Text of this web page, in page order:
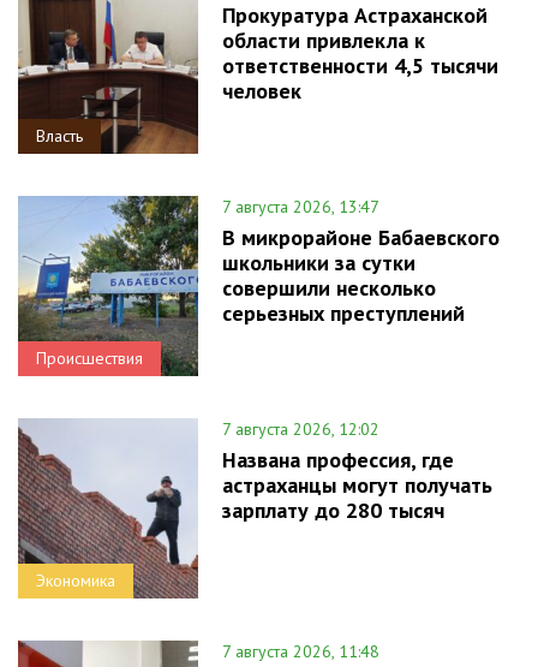
Власть
Прокуратура Астраханской
области привлекла к
ответственности 4,5 тысячи
человек
Происшествия
7 августа 2026, 13:47
В микрорайоне Бабаевского
школьники за сутки
совершили несколько
серьезных преступлений
Экономика
7 августа 2026, 12:02
Названа профессия, где
астраханцы могут получать
зарплату до 280 тысяч
7 августа 2026, 11:48